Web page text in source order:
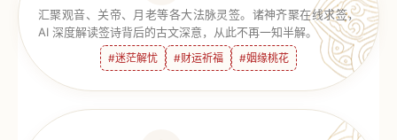
汇聚观音、关帝、月老等各大法脉灵签。诸神齐聚在线求签，
AI 深度解读签诗背后的古文深意，从此不再一知半解。
#迷茫解忧 #财运祈福 #姻缘桃花